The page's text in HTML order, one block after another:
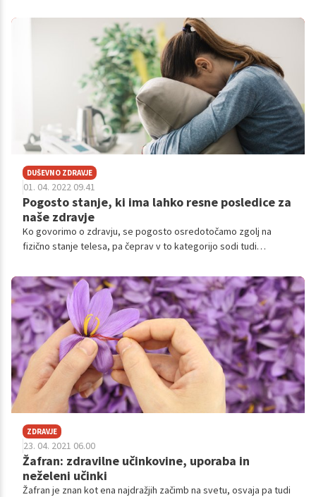
prične med 45. in 55. letom starosti in traja od 4 do 7 let. A
čeprav obdobje menopavze, ki se mu ne more izogniti nobena
ženska, velja kot eno bolj neprijetnih, ni nujno, da je tako. Če
razumete, kaj se dogaja v vašem telesu in k lajšanju simptomov
pristopite pravilno, je to obdobje lahko priložnost, da (za)živite
dobro, izpolnjeno in s strastjo.
DUŠEVNO ZDRAVJE
01. 04. 2022 09.41
Pogosto stanje, ki ima lahko resne posledice za
naše zdravje
Ko govorimo o zdravju, se pogosto osredotočamo zgolj na
fizično stanje telesa, pa čeprav v to kategorijo sodi tudi
izčrpanost, utrujenost in temačne misli so le nekateri znaki, da
naše duševno zdravje ni v najboljšem stanju, in le s pravočasnim
ustreznim ravnanjem lahko preprečimo, da bi se iz teh
simptomov razvile resnejše težave.
ZDRAVJE
23. 04. 2021 06.00
Žafran: zdravilne učinkovine, uporaba in
neželeni učinki
Žafran je znan kot ena najdražjih začimb na svetu, osvaja pa tudi